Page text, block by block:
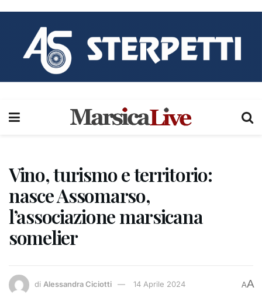
Vino, turismo e territorio:
nasce Assomarso,
l’associazione marsicana
somelier
di Alessandra Ciciotti 14 Aprile 2024 AA